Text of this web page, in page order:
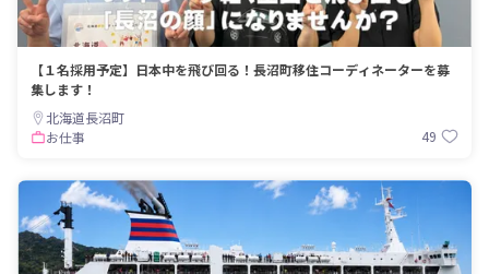
【１名採用予定】日本中を飛び回る！長沼町移住コーディネーターを募
集します！
北海道長沼町
お仕事
49